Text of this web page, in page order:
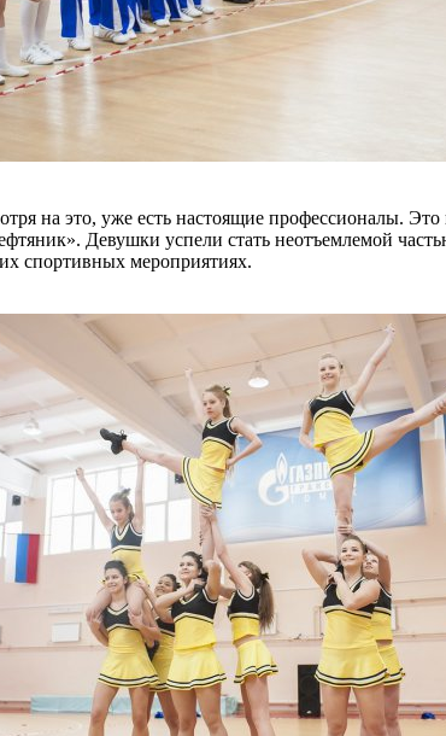
на это, уже есть настоящие профессионалы.
Девушки успели стать неотъемлемой
спортивных мероприятиях.